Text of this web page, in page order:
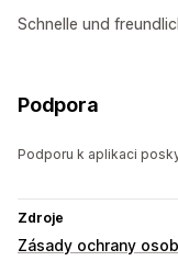
Schnelle und
Podpora
Podporu k aplikaci
Zdroje
Zásady ochrany